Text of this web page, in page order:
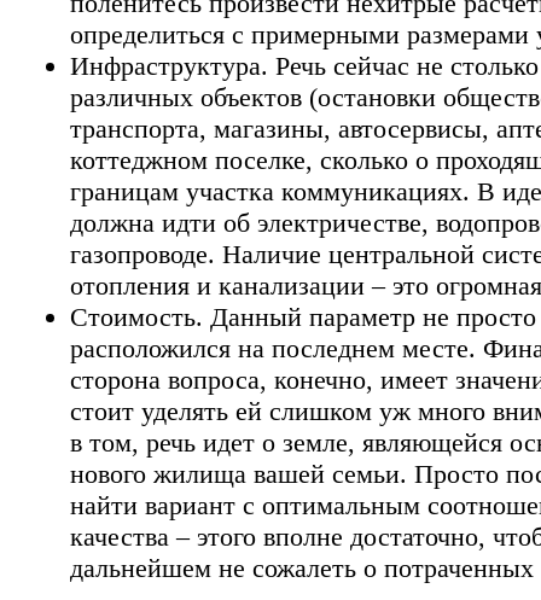
определиться с примерными размерами
Инфраструктура. Речь сейчас не
различных объектов (остановки
транспорта, магазины, автосервисы,
коттеджном поселке, сколько о
границам участка коммуникациях. В
должна идти об электричестве,
газопроводе. Наличие центральной
отопления и канализации – это
Стоимость. Данный параметр не просто
расположился на последнем месте.
сторона вопроса, конечно, имеет
стоит уделять ей слишком уж много
в том, речь идет о земле, являющейся
нового жилища вашей семьи. Просто
найти вариант с оптимальным
качества – этого вполне достаточно,
дальнейшем не сожалеть о потраченных